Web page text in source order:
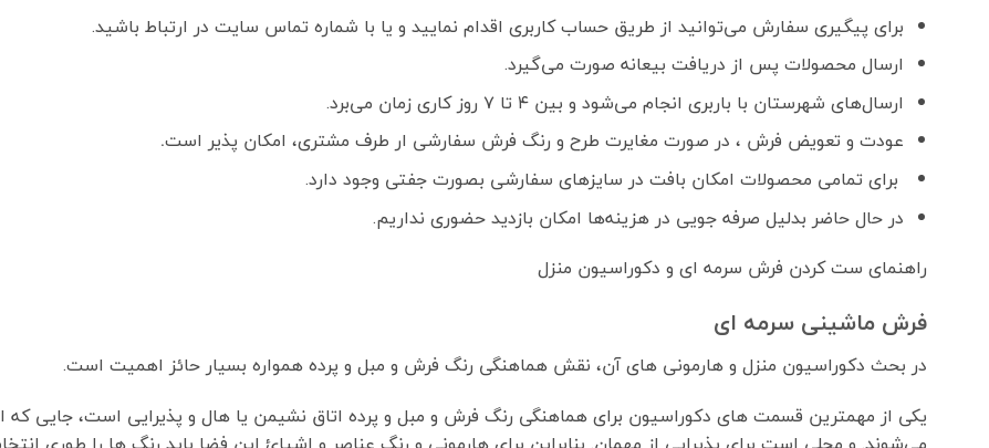
برای پیگیری سفارش می‌توانید از طریق حساب کاربری اقدام نمایید و یا با شماره تماس سایت در ارتباط باشید.
ارسال محصولات پس از دریافت بیعانه صورت می‌گیرد.
ارسال‌های شهرستان با باربری انجام می‌شود و بین ۴ تا ۷ روز کاری زمان می‌برد.
عودت و تعویض فرش ، در صورت مغایرت طرح و رنگ فرش سفارشی ار طرف مشتری، امکان پذیر است.
برای تمامی محصولات امکان بافت در سایزهای سفارشی بصورت جفتی وجود دارد.
در حال حاضر بدلیل صرفه جویی در هزینه‌ها امکان بازدید حضوری نداریم.
راهنمای ست کردن فرش سرمه ای و دکوراسیون منزل
فرش ماشینی سرمه ای
در بحث دکوراسیون منزل و هارمونی های آن، نقش هماهنگی رنگ فرش و مبل و پرده همواره بسیار حائز اهمیت است.
یکی از مهمترین قسمت های دکوراسیون برای هماهنگی رنگ فرش و مبل و پرده اتاق نشیمن یا هال و پذیرایی است، جایی که